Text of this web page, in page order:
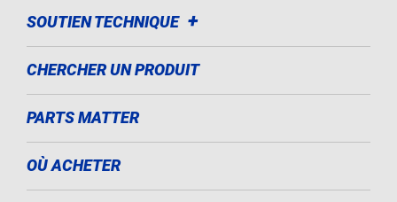
SOUTIEN TECHNIQUE
CHERCHER UN PRODUIT
PARTS MATTER
OÙ ACHETER